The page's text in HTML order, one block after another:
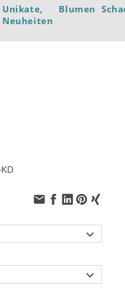
Unikate,
Neuheiten
Blumen